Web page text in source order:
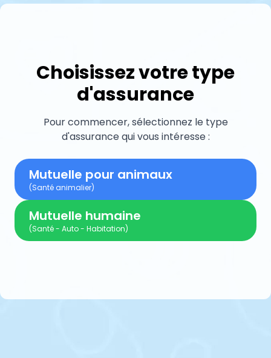
Choisissez votre type
d'assurance
Pour commencer, sélectionnez le type
d'assurance qui vous intéresse :
Mutuelle pour animaux
(Santé animalier)
Mutuelle humaine
(Santé - Auto - Habitation)